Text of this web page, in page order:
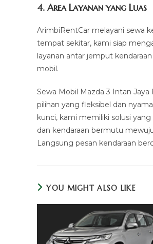
4. Area Layanan yang Luas
ArimbiRentCar melayani sewa
tempat sekitar, kami siap
layanan antar jemput
mobil.
Sewa Mobil Mazda 3 Intan
pilihan yang fleksibel dan
kunci, kami memiliki solusi
dan kendaraan bermutu
Langsung pesan kendaraan
YOU MIGHT ALSO LIKE